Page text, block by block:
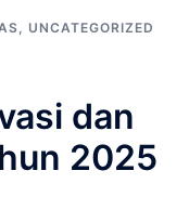
, UNCATEGORIZED
dan
2025